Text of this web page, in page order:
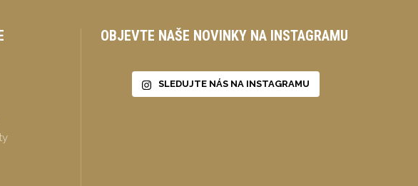
OBJEVTE NAŠE NOVINKY NA INSTAGRAMU
SLEDUJTE NÁS NA INSTAGRAMU